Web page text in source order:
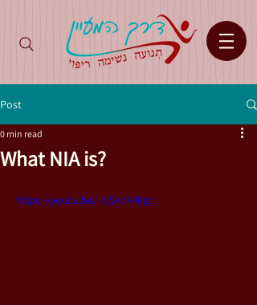
Post
What NIA is?
0 min read
https://youtu.be/-JjSAJKHlgc